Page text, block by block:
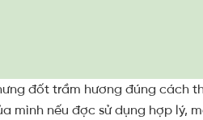
đốt trầm hương đúng cách
mình nếu đợc sử dụng hợp lý,